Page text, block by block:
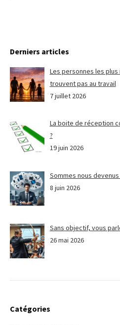
Derniers articles
Les personnes les
trouvent pas au travail
7 juillet 2026
La boite de réception
?
19 juin 2026
Sommes nous
8 juin 2026
Sans objectif, vous
26 mai 2026
Catégories